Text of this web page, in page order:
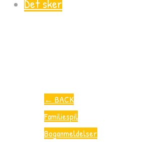
Det sker
← BACK
Familiespil
Boganmeldelser